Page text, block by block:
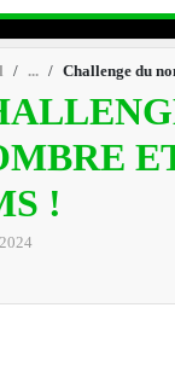
Challenge du
!
2024